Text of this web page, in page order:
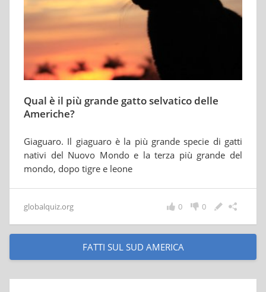
Qual è il più grande gatto selvatico delle
Americhe?
Giaguaro. Il giaguaro è la più grande specie di gatti
nativi del Nuovo Mondo e la terza più grande del
mondo, dopo tigre e leone
globalquiz.org 0
0
FATTI SUL SUD AMERICA